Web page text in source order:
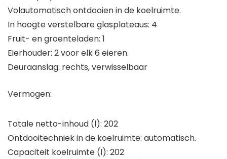
Volautomatisch ontdooien in de koelruimte.
In hoogte verstelbare glasplateaus: 4
Fruit- en groenteladen: 1
Eierhouder: 2 voor elk 6 eieren.
Deuraanslag: rechts, verwisselbaar
Vermogen:
Totale netto-inhoud (l): 202
Ontdooitechniek in de koelruimte: automatisch.
Capaciteit koelruimte (l): 202